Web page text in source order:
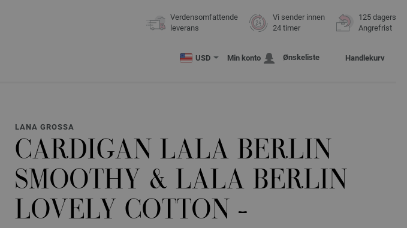
Verdensomfattende
leverans
Vi sender innen
24 timer
125 dagers
Angrefrist
USD Min konto Ønskeliste Handlekurv
LANA GROSSA
CARDIGAN LALA BERLIN
SMOOTHY & LALA BERLIN
LOVELY COTTON -